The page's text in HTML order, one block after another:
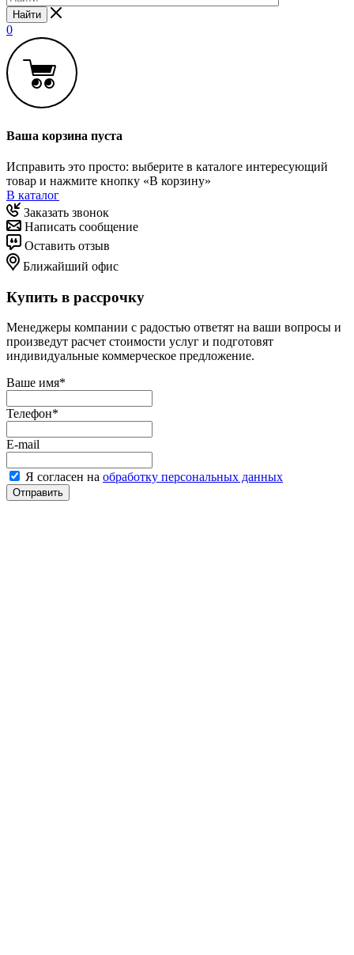
Найти
0
Ваша корзина пуста
Исправить это просто: выберите в каталоге интересующий
товар и нажмите кнопку «В корзину»
В каталог
Заказать звонок
Написать сообщение
Оставить отзыв
Ближайший офис
Купить в рассрочку
Менеджеры компании с радостью ответят на ваши вопросы и
произведут расчет стоимости услуг и подготовят
индивидуальные коммерческое предложение.
Ваше имя*
Телефон*
E-mail
Я согласен на обработку персональных данных
Отправить